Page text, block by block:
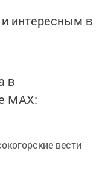
интересным в
в
MАХ:
вести